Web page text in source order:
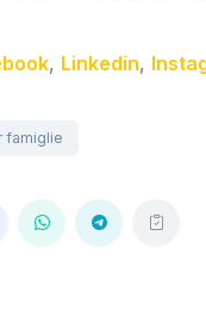
, Linkedin,
famiglie